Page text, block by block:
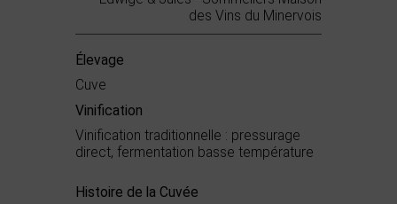
des Vins du Minervois
Élevage
Cuve
Vinification
Vinification traditionnelle : pressurage
direct, fermentation basse température
Histoire de la Cuvée